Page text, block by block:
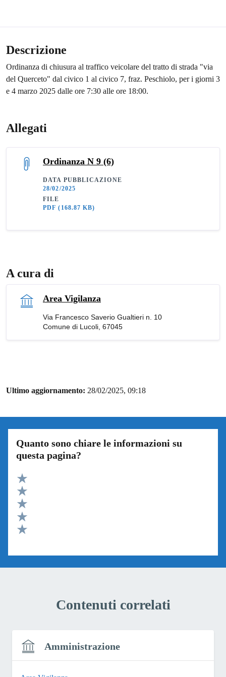
Descrizione
Ordinanza di chiusura al traffico veicolare del tratto di strada "via
del Querceto" dal civico 1 al civico 7, fraz. Peschiolo, per i giorni 3
e 4 marzo 2025 dalle ore 7:30 alle ore 18:00.
Allegati
Ordinanza N 9 (6)
DATA PUBBLICAZIONE
28/02/2025
FILE
PDF(168.87 KB)
A cura di
Area Vigilanza
Via Francesco Saverio Gualtieri n. 10
Comune di Lucoli, 67045
Ultimo aggiornamento: 28/02/2025, 09:18
Quanto sono chiare le informazioni su
questa pagina?
Valuta 5 stelle su 5
Valuta 4 stelle su 5
Valuta 3 stelle su 5
Valuta 2 stelle su 5
Contenuti correlati
Amministrazione